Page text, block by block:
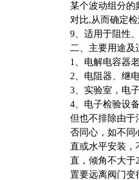
某个波动组分的
对比,从而确定
9、适用于阻性
二、主要用途及
1、电解电容器
2、电阻器、继
3、实验室，电
4、电子检验设
但也不排除由于
否同心，如不同
直或水平安装，
直，倾角不大于
置要远离阀门变